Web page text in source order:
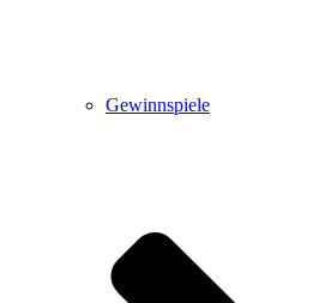
Gewinnspiele